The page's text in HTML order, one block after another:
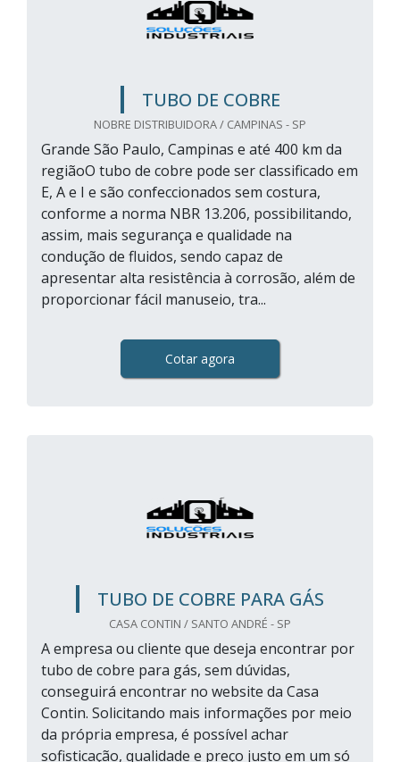
TUBO DE COBRE
NOBRE DISTRIBUIDORA / CAMPINAS - SP
Grande São Paulo, Campinas e até 400 km da
regiãoO tubo de cobre pode ser classificado em
E, A e I e são confeccionados sem costura,
conforme a norma NBR 13.206, possibilitando,
assim, mais segurança e qualidade na
condução de fluidos, sendo capaz de
apresentar alta resistência à corrosão, além de
proporcionar fácil manuseio, tra...
Cotar agora
TUBO DE COBRE PARA GÁS
CASA CONTIN / SANTO ANDRÉ - SP
A empresa ou cliente que deseja encontrar por
tubo de cobre para gás, sem dúvidas,
conseguirá encontrar no website da Casa
Contin. Solicitando mais informações por meio
da própria empresa, é possível achar
sofisticação, qualidade e preço justo em um só